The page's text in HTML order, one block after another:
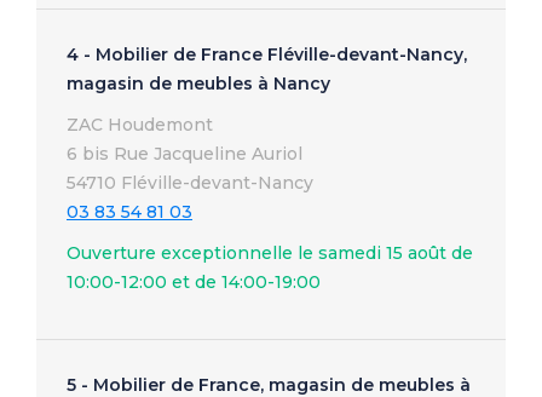
4 - Mobilier de France Fléville-devant-Nancy,
magasin de meubles à Nancy
ZAC Houdemont
6 bis Rue Jacqueline Auriol
54710 Fléville-devant-Nancy
03 83 54 81 03
Ouverture exceptionnelle le samedi 15 août de
10:00-12:00 et de 14:00-19:00
5 - Mobilier de France, magasin de meubles à